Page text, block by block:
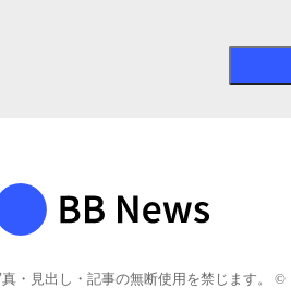
真・見出し・記事の無断使用を禁じます。 ©